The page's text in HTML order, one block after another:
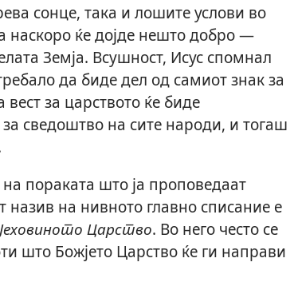
сонце, така и лошите услови во
наскоро ќе дојде нешто добро —
Земја. Всушност, Исус спомнал
да биде дел од самиот знак за
вест за царството ќе биде
сведоштво на сите народи, и тогаш
пораката што ја проповедаат
назив на нивното главно списание е
Царство. Во него често се
што Божјето Царство ќе ги направи